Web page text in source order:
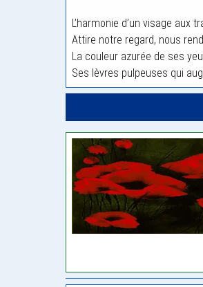
L’harmonie d’un visage aux
Attire notre regard, nous
La couleur azurée de ses
Ses lèvres pulpeuses qui